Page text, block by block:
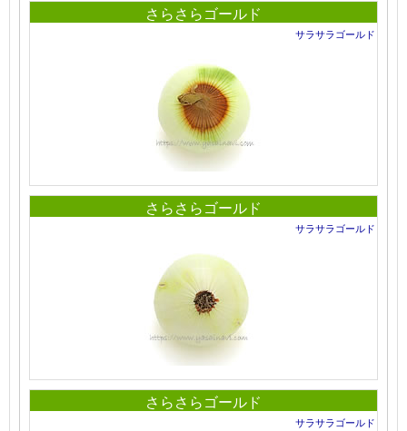
さらさらゴールド
サラサラゴールド
さらさらゴールド
サラサラゴールド
さらさらゴールド
サラサラゴールド